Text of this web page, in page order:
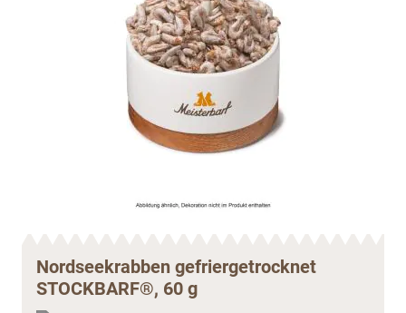
Nordseekrabben gefriergetrocknet
STOCKBARF®, 60 g